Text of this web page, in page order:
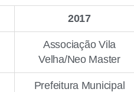
2017
Associação Vila
Velha/Neo Master
Prefeitura Municipal